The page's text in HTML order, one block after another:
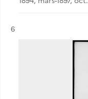
Résultat n°
6